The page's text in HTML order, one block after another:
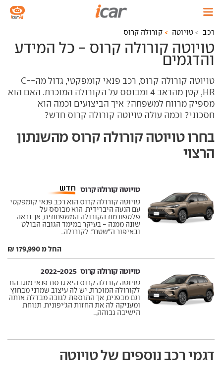
רכב טויוטה קורולה קרוס
טויוטה קורולה קרוס - כל המידע
והדגמים
טויוטה קורולה קרוס, רכב פנאי קומפקטי, גדול מה-C-
HR, קטן מהראב 4 ומבוסס על הקורולה המוכרת. האם הוא
מספיק מרווח למשפחה? איך הביצועים וכמה הוא
חסכוני? וכמה עולה טויוטה קורולה קרוס חדש?
בחרו טויוטה קורולה קרוס מהשנתון
הרצוי
טויוטה קורולה קרוס ‏
טויוטה קורולה קרוס הוא רכב פנאי קומפקטי
עם הנעה היברידית. הוא מבוסס על
פלטפורמת הקורולה המשפחתית, אך נראה
שונה ממנה - בעיקר במימד הגובה הבולט
ובאיפור ה"שטח". לקורולה...
החל מ 179,990 ₪
טויוטה קורולה קרוס ‏ 2022-2025
טויוטה קורולה קרוס היא גרסת פנאי מוגבהת
לקורולה המוכרת. יש לה עיצוב שמרני מבחוץ
וגם מבפנים, אך התוספת לגובה מבדלת אותה
ומעניקה לה את החזות הג'יפונית. תנוחת
הישיבה גבוהה,...
דגמי רכב נוספים של טויוטה